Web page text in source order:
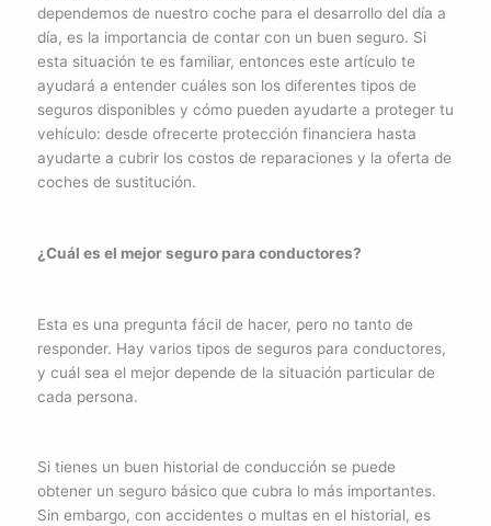
dependemos de nuestro coche para el desarrollo del día a
día, es la importancia de contar con un buen seguro. Si
esta situación te es familiar, entonces este artículo te
ayudará a entender cuáles son los diferentes tipos de
seguros disponibles y cómo pueden ayudarte a proteger tu
vehículo: desde ofrecerte protección financiera hasta
ayudarte a cubrir los costos de reparaciones y la oferta de
coches de sustitución.
¿Cuál es el mejor seguro para conductores?
Esta es una pregunta fácil de hacer, pero no tanto de
responder. Hay varios tipos de seguros para conductores,
y cuál sea el mejor depende de la situación particular de
cada persona.
Si tienes un buen historial de conducción se puede
obtener un seguro básico que cubra lo más importantes.
Sin embargo, con accidentes o multas en el historial, es